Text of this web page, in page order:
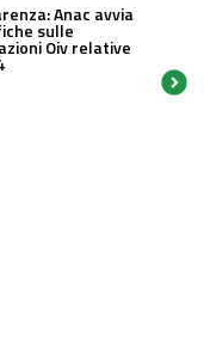
Anac avvia
sulle
Oiv relative